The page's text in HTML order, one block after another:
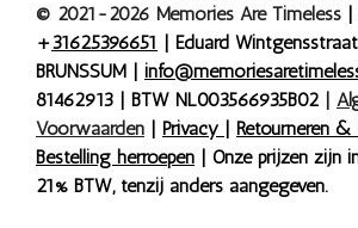
© 2021-2026 Memories Are Timeless |
+31625396651 | Eduard
BRUNSSUM |
81462913 | BTW NL003566935B02 |
Voorwaarden | Privacy | Retourneren &
Bestelling herroepen | Onze prijzen zijn
21% BTW, tenzij anders aangegeven.